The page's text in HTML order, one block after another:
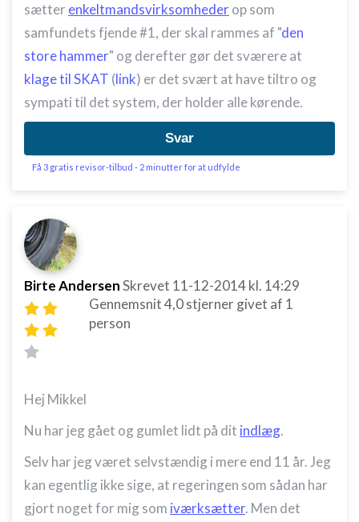
sætter enkeltmandsvirksomhederop som
samfundets fjende #1, der skal rammes af "den
store hammer" og derefter gør det sværere at
klage til SKAT (link) er det svært at have tiltro og
sympati til det system, der holder alle kørende.
Svar
Få 3 gratis revisor-tilbud - 2 minutter for at udfylde
Birte AndersenSkrevet 11-12-2014kl. 14:29
Gennemsnit4,0stjerner givet af 1
person
Hej Mikkel
Nu har jeg gået og gumlet lidt på dit indlæg.
Selv har jeg været selvstændig i mere end 11 år. Jeg
kan egentlig ikke sige, at regeringen som sådan har
gjort noget for mig som iværksætter. Men det